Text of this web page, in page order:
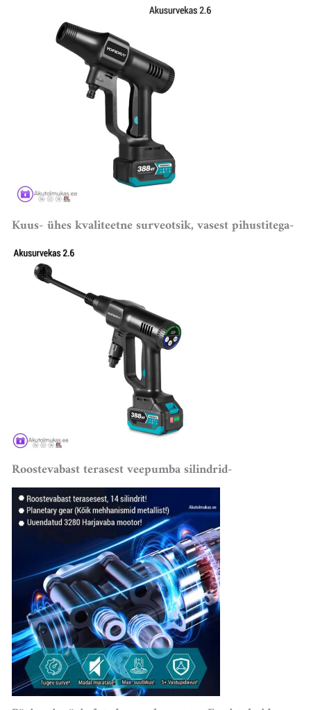
Kuus- ühes kvaliteetne surveotsik, vasest pihustitega-
Roostevabast terasest veepumba silindrid-